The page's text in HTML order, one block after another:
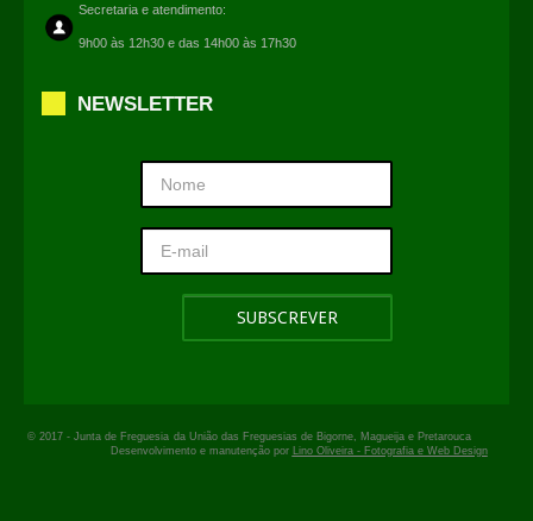
Secretaria e atendimento:
9h00 às 12h30 e das 14h00 às 17h30
NEWSLETTER
© 2017 - Junta de Freguesia da União das Freguesias de Bigorne, Magueija e Pretarouca
Desenvolvimento e manutenção por
Lino Oliveira - Fotografia e Web Design